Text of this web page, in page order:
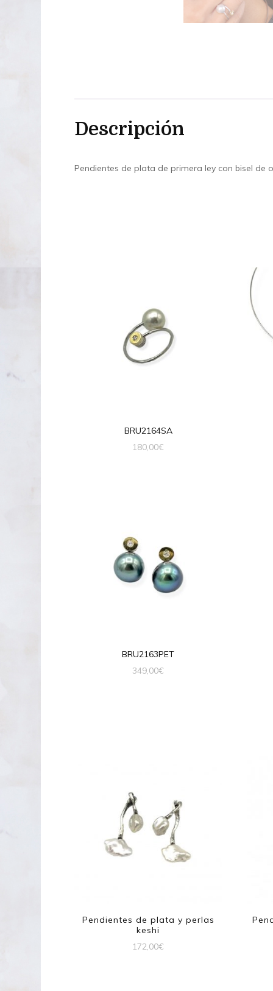
Descripción
Pendientes de plata de primera ley con bisel de
BRU2164SA
180,00€
BRU2163PET
349,00€
Pendientes de plata y perlas
keshi
172,00€